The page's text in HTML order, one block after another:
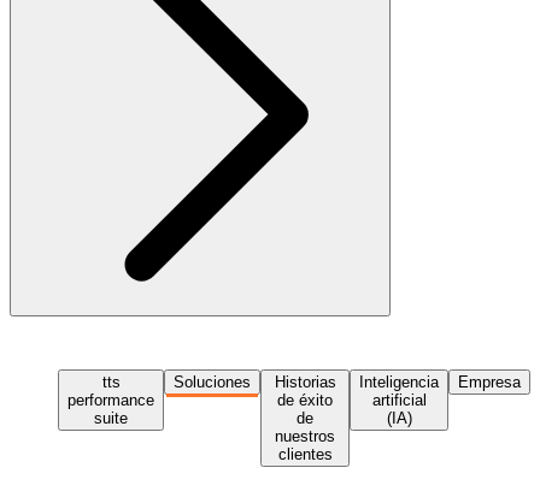
tts
performance
suite
Soluciones
Historias
de éxito
de
nuestros
clientes
Inteligencia
artificial
(IA)
Empresa